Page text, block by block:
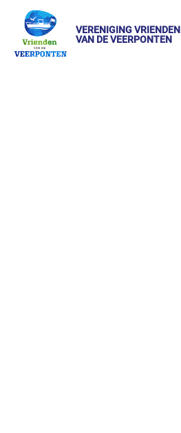
VERENIGING VRIENDEN
VAN DE VEERPONTEN